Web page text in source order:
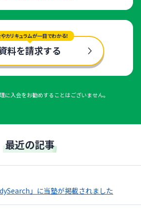
カリキュラムが一目でわかる！
料を請求する
に入会をお勧めすることはございません。
最近の記事
」に当塾が掲載されました